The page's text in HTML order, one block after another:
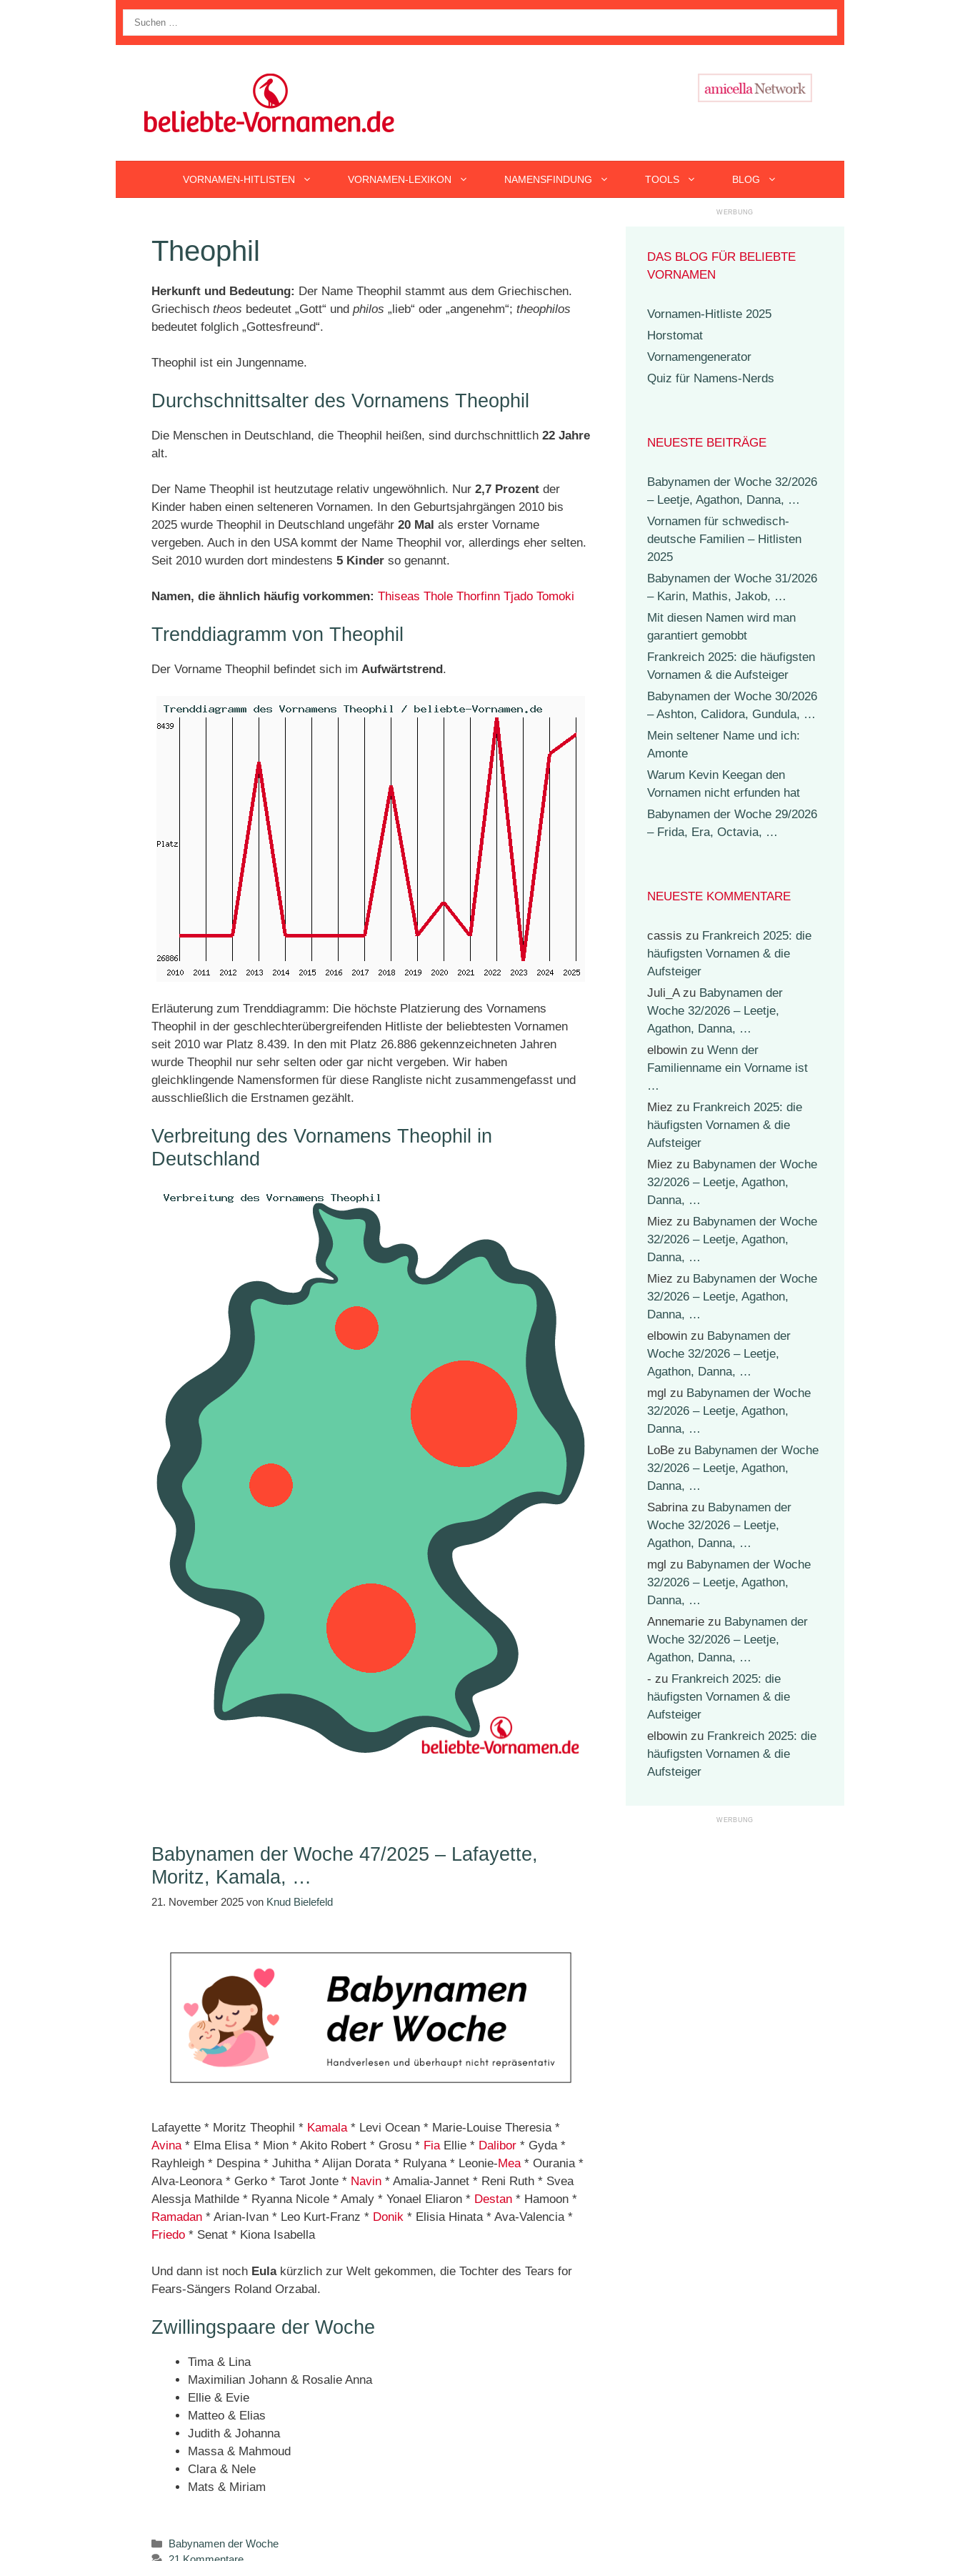
nach:
VORNAMEN-HITLISTEN VORNAMEN-LEXIKON NAMENSFINDUNG TOOLS BLOG
Theophil
Herkunft und Bedeutung: Der Name Theophil stammt aus dem Griechischen.
Griechisch theos bedeutet „Gott“ und philos „lieb“ oder „angenehm“; theophilos
bedeutet folglich „Gottesfreund“.
Theophil ist ein Jungenname.
Durchschnittsalter des Vornamens Theophil
Die Menschen in Deutschland, die Theophil heißen, sind durchschnittlich 22 Jahre
alt.
Der Name Theophil ist heutzutage relativ ungewöhnlich. Nur 2,7 Prozent der
Kinder haben einen selteneren Vornamen. In den Geburtsjahrgängen 2010 bis
2025 wurde Theophil in Deutschland ungefähr 20 Mal als erster Vorname
vergeben. Auch in den USA kommt der Name Theophil vor, allerdings eher selten.
Seit 2010 wurden dort mindestens 5 Kinder so genannt.
Namen, die ähnlich häufig vorkommen: Thiseas Thole Thorfinn Tjado Tomoki
Trenddiagramm von Theophil
Der Vorname Theophil befindet sich im Aufwärtstrend.
Erläuterung zum Trenddiagramm: Die höchste Platzierung des Vornamens
Theophil in der geschlechterübergreifenden Hitliste der beliebtesten Vornamen
seit 2010 war Platz 8.439. In den mit Platz 26.886 gekennzeichneten Jahren
wurde Theophil nur sehr selten oder gar nicht vergeben. Wir haben
gleichklingende Namensformen für diese Rangliste nicht zusammengefasst und
ausschließlich die Erstnamen gezählt.
Verbreitung des Vornamens Theophil in
Deutschland
Babynamen der Woche 47/2025 – Lafayette,
Moritz, Kamala, …
21. November 2025 von Knud Bielefeld
Lafayette * Moritz Theophil * Kamala* Levi Ocean * Marie-Louise Theresia *
Avina* Elma Elisa * Mion * Akito Robert * Grosu * FiaEllie * Dalibor * Gyda *
Rayhleigh * Despina * Juhitha * Alijan Dorata * Rulyana * Leonie-Mea* Ourania *
Alva-Leonora * Gerko * Tarot Jonte * Navin * Amalia-Jannet * Reni Ruth * Svea
Alessja Mathilde * Ryanna Nicole * Amaly * Yonael Eliaron * Destan * Hamoon *
Ramadan * Arian-Ivan * Leo Kurt-Franz * Donik * Elisia Hinata * Ava-Valencia *
Friedo * Senat * Kiona Isabella
Und dann ist noch Eulakürzlich zur Welt gekommen, die Tochter des Tears for
Fears-Sängers Roland Orzabal.
Zwillingspaare der Woche
Tima & Lina
Maximilian Johann & Rosalie Anna
Ellie & Evie
Matteo & Elias
Judith & Johanna
Massa & Mahmoud
Clara & Nele
Mats & Miriam
Kategorien
Babynamen der Woche
DAS BLOG FÜR BELIEBTE
VORNAMEN
Vornamen-Hitliste 2025
Horstomat
Vornamengenerator
Quiz für Namens-Nerds
NEUESTE BEITRÄGE
Babynamen der Woche 32/2026
– Leetje, Agathon, Danna, …
Vornamen für schwedisch-
deutsche Familien – Hitlisten
2025
Babynamen der Woche 31/2026
– Karin, Mathis, Jakob, …
Mit diesen Namen wird man
garantiert gemobbt
Frankreich 2025: die häufigsten
Vornamen & die Aufsteiger
Babynamen der Woche 30/2026
– Ashton, Calidora, Gundula, …
Mein seltener Name und ich:
Amonte
Warum Kevin Keegan den
Vornamen nicht erfunden hat
Babynamen der Woche 29/2026
– Frida, Era, Octavia, …
NEUESTE KOMMENTARE
cassis zu Frankreich 2025: die
häufigsten Vornamen & die
Aufsteiger
Juli_Azu Babynamen der
Woche 32/2026 – Leetje,
Agathon, Danna, …
elbowin zu Wenn der
Familienname ein Vorname ist
…
Miez zu Frankreich 2025: die
häufigsten Vornamen & die
Aufsteiger
Miez zu Babynamen der Woche
32/2026 – Leetje, Agathon,
Danna, …
Miez zu Babynamen der Woche
32/2026 – Leetje, Agathon,
Danna, …
Miez zu Babynamen der Woche
32/2026 – Leetje, Agathon,
Danna, …
elbowin zu Babynamen der
Woche 32/2026 – Leetje,
Agathon, Danna, …
mgl zu Babynamen der Woche
32/2026 – Leetje, Agathon,
Danna, …
LoBe zu Babynamen der Woche
32/2026 – Leetje, Agathon,
Danna, …
Sabrinazu Babynamen der
Woche 32/2026 – Leetje,
Agathon, Danna, …
mgl zu Babynamen der Woche
32/2026 – Leetje, Agathon,
Danna, …
Annemarie zu Babynamen der
Woche 32/2026 – Leetje,
Agathon, Danna, …
- zu Frankreich 2025: die
häufigsten Vornamen & die
Aufsteiger
elbowin zu Frankreich 2025: die
häufigsten Vornamen & die
Aufsteiger